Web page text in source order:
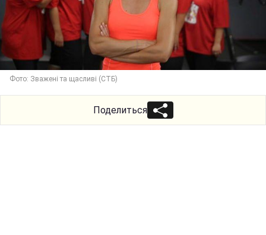
Фото: Зважені та щасливі (СТБ)
Поделиться